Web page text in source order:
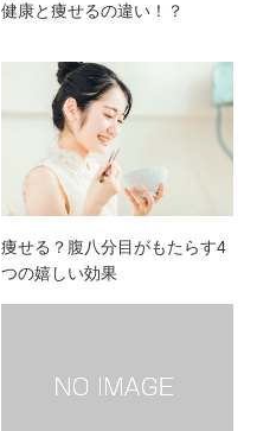
健康と痩せるの違い！？
痩せる？腹八分目がもたらす4
つの嬉しい効果